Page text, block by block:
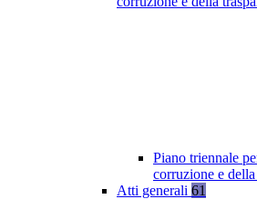
Piano triennale
corruzione e
Atti generali 61